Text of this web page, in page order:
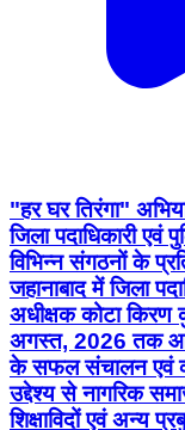
"हर घर तिरंगा"
जिला पदाधिकारी एवं
विभिन्न संगठनों के
जहानाबाद में जिला
अधीक्षक कोटा
अगस्त, 2026 तक
के सफल संचालन एवं
उद्देश्य से नागरिक
शिक्षाविदों एवं अन्य